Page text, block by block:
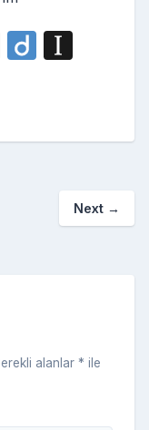
B
r
Di
p
er
Next →
alanlar * ile